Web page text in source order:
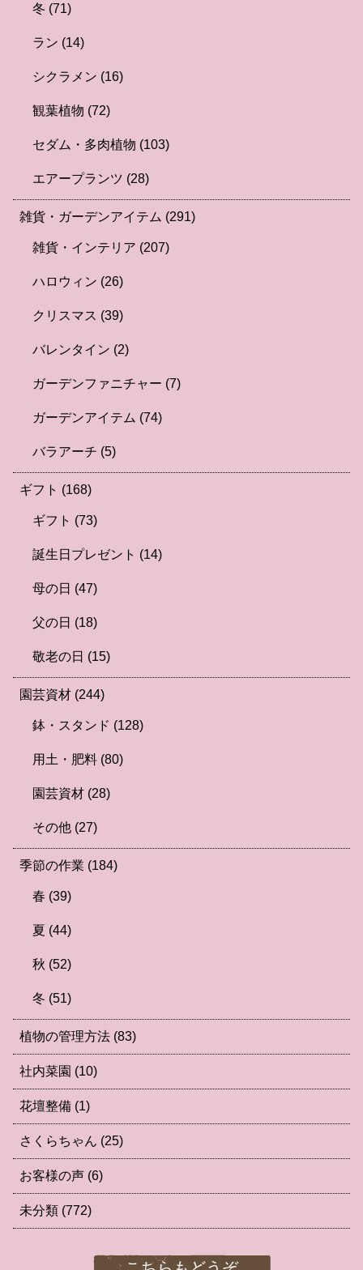
冬 (71)
ラン (14)
シクラメン (16)
観葉植物 (72)
セダム・多肉植物 (103)
エアープランツ (28)
雑貨・ガーデンアイテム (291)
雑貨・インテリア (207)
ハロウィン (26)
クリスマス (39)
バレンタイン (2)
ガーデンファニチャー (7)
ガーデンアイテム (74)
バラアーチ (5)
ギフト (168)
ギフト (73)
誕生日プレゼント (14)
母の日 (47)
父の日 (18)
敬老の日 (15)
園芸資材 (244)
鉢・スタンド (128)
用土・肥料 (80)
園芸資材 (28)
その他 (27)
季節の作業 (184)
春 (39)
夏 (44)
秋 (52)
冬 (51)
植物の管理方法 (83)
社内菜園 (10)
花壇整備 (1)
さくらちゃん (25)
お客様の声 (6)
未分類 (772)